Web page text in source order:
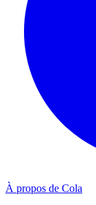
À propos de Cola